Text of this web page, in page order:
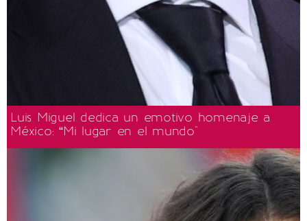
Luis Miguel dedica un emotivo homenaje a
México: “Mi lugar en el mundo"